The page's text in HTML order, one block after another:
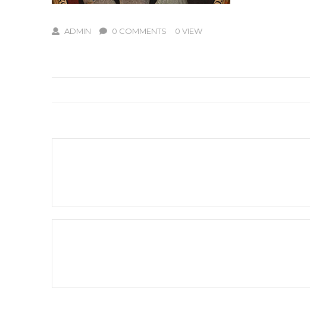
ADMIN 0 COMMENTS 0 VIEW